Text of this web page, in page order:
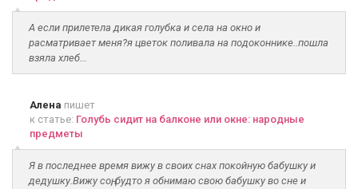
А если прилетела дикая голубка и села на окно и
расматривает меня?я цветок поливала на подоконнике..пошла
взяла хлеб...
Алена пишет
к статье: Голубь сидит на балконе или окне: народные
предметы
Я в последнее время вижу в своих снах покойную бабушку и
дедушку.Вижу соң, будто я обнимаю свою бабушку во сне и